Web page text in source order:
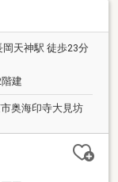
天神駅 徒歩23分
建
奥海印寺大見坊